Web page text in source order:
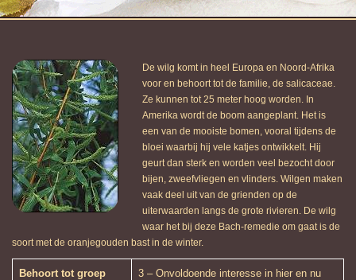
De wilg komt in heel Europa en Noord-Afrika
voor en behoort tot de familie, de salicaceae.
Ze kunnen tot 25 meter hoog worden. In
Amerika wordt de boom aangeplant. Het is
een van de mooiste bomen, vooral tijdens de
bloei waarbij hij vele katjes ontwikkelt. Hij
geurt dan sterk en worden veel bezocht door
bijen, zweefvliegen en vlinders. Wilgen maken
vaak deel uit van de grienden op de
uiterwaarden langs de grote rivieren. De wilg
waar het bij deze Bach-remedie om gaat is de
soort met de oranjegouden bast in de winter.
Behoort tot groep 3 – Onvoldoende interesse in hier en nu